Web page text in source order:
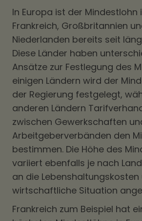
In Europa ist der Mindestlohn
Frankreich, Großbritannien
Niederlanden bereits seit
Diese Länder haben
Ansätze zur Festlegung des
einigen Ländern wird der
der Regierung festgelegt,
anderen Ländern
zwischen Gewerkschaften
Arbeitgeberverbänden den
bestimmen. Die Höhe des
variiert ebenfalls je nach
an die Lebenshaltungskosten
wirtschaftliche Situation
Frankreich zum Beispiel hat